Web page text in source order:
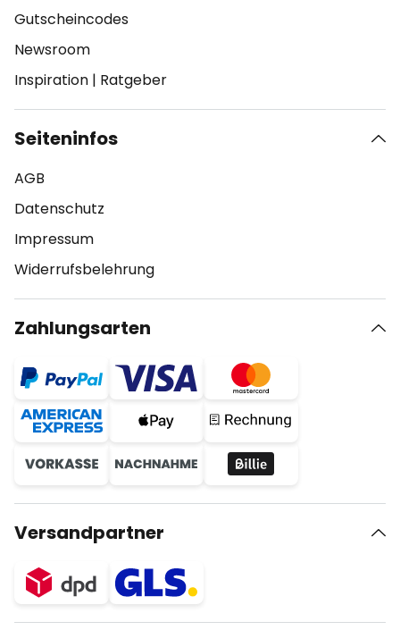
Gutscheincodes
Newsroom
Inspiration | Ratgeber
Seiteninfos
AGB
Datenschutz
Impressum
Widerrufsbelehrung
Zahlungsarten
Versandpartner